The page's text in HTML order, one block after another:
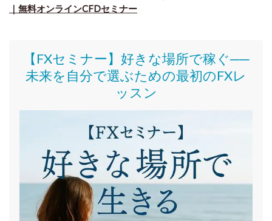
｜無料オンラインCFDセミナー
【FXセミナー】好きな場所で稼ぐ──
未来を自分で選ぶための最初のFXレ
ッスン